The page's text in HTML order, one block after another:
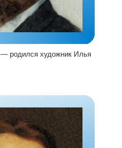
— родился художник Илья